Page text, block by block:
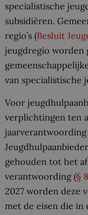
specialistische
subsidiëren.
regio’s (Besluit
jeugdregio worden
van specialistische
Voor
verplichtingen ten
gehouden tot het
verantwoording (§
2027 worden deze
met de eisen die